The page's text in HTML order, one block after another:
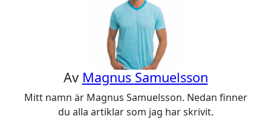
Av Magnus Samuelsson
Mitt namn är Magnus Samuelsson. Nedan finner
du alla artiklar som jag har skrivit.